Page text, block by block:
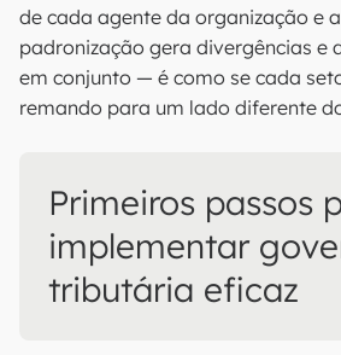
de cada agente da organização e
padronização gera divergências e
em conjunto — é como se cada
remando para um lado diferente
Primeiros passos
implementar
tributária eficaz